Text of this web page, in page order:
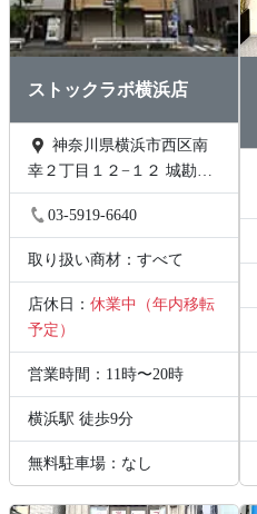
ストックラボ横浜店
幸２丁目１２−１２ 城勘ビ
ル 1F
03-5919-6640
取り扱い商材：すべて
店休日： 休業中（年内移転
予定）
営業時間：11時〜20時
横浜駅 徒歩9分
無料駐車場：なし